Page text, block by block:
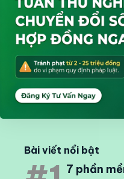
Bài viết nổi bật
7 phần